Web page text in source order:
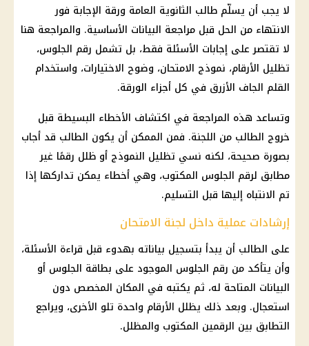
لا يجب أن يسلّم طالب الثانوية العامة ورقة الإجابة فور
الانتهاء من الحل قبل مراجعة البيانات الأساسية. والمراجعة هنا
لا تقتصر على إجابات الأسئلة فقط، بل تشمل رقم الجلوس،
تظليل الأرقام، نموذج الامتحان، وضوح الاختيارات، واستخدام
القلم الجاف الأزرق في كل أجزاء الورقة.
وتساعد هذه المراجعة في اكتشاف الأخطاء البسيطة قبل
خروج الطالب من اللجنة. فمن الممكن أن يكون الطالب قد أجاب
بصورة صحيحة، لكنه نسي تظليل النموذج أو ظلل رقمًا غير
مطابق لرقم الجلوس المكتوب، وهي أخطاء يمكن تداركها إذا
تم الانتباه إليها قبل التسليم.
إرشادات عملية داخل لجنة الامتحان
على الطالب أن يبدأ بتسجيل بياناته بهدوء قبل قراءة الأسئلة،
وأن يتأكد من رقم الجلوس الموجود على بطاقة الجلوس أو
البيانات المتاحة له، ثم يكتبه في المكان المخصص دون
استعجال. وبعد ذلك يظلل الأرقام واحدة تلو الأخرى، ويراجع
التطابق بين الرقمين المكتوب والمظلل.